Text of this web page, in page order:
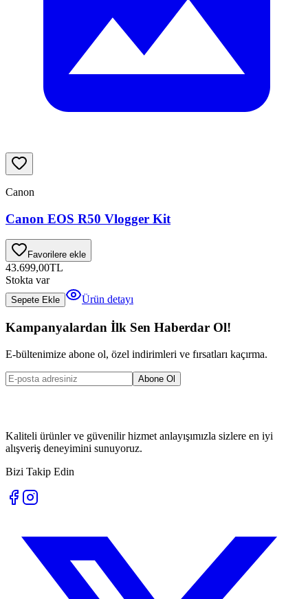
Canon
Canon EOS R50 Vlogger Kit
Favorilere ekle
43.699,00TL
Stokta var
Sepete Ekle Ürün detayı
Kampanyalardan İlk Sen Haberdar Ol!
E-bültenimize abone ol, özel indirimleri ve fırsatları kaçırma.
Abone Ol
Kaliteli ürünler ve güvenilir hizmet anlayışımızla sizlere en iyi
alışveriş deneyimini sunuyoruz.
Bizi Takip Edin